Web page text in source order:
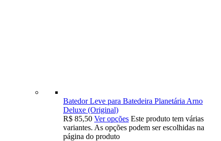
Batedor Leve para Batedeira Planetária Arno
Deluxe (Original)
R$ 85,50 Ver opções Este produto tem várias
variantes. As opções podem ser escolhidas na
página do produto